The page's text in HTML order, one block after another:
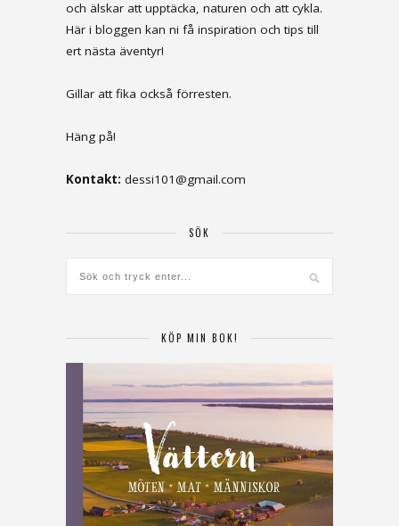
och älskar att upptäcka, naturen och att cykla.
Här i bloggen kan ni få inspiration och tips till
ert nästa äventyr!
Gillar att fika också förresten.
Häng på!
Kontakt: dessi101@gmail.com
SÖK
KÖP MIN BOK!